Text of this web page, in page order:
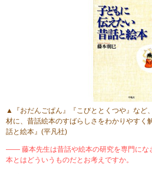
▲『おだんごぱん』『こびととくつや』など
材に、昔話絵本のすばらしさをわかりやすく
話と絵本』(平凡社)
―― 藤本先生は昔話や絵本の研究を専門にな
本とはどういうものだとお考えですか。